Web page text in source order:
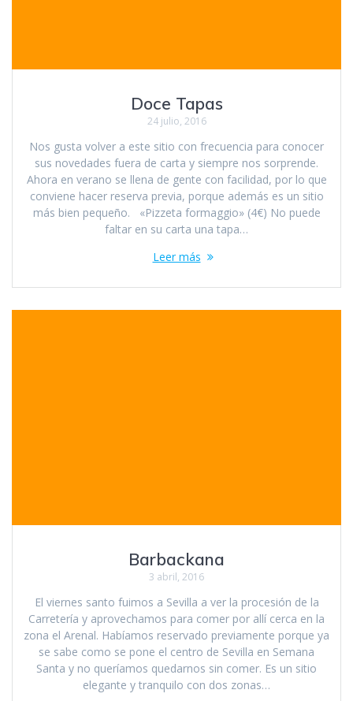
Doce Tapas
24 julio, 2016
Nos gusta volver a este sitio con frecuencia para conocer
sus novedades fuera de carta y siempre nos sorprende.
Ahora en verano se llena de gente con facilidad, por lo que
conviene hacer reserva previa, porque además es un sitio
más bien pequeño. «Pizzeta formaggio» (4€) No puede
faltar en su carta una tapa…
Leer más
Barbackana
3 abril, 2016
El viernes santo fuimos a Sevilla a ver la procesión de la
Carretería y aprovechamos para comer por allí cerca en la
zona el Arenal. Habíamos reservado previamente porque ya
se sabe como se pone el centro de Sevilla en Semana
Santa y no queríamos quedarnos sin comer. Es un sitio
elegante y tranquilo con dos zonas…